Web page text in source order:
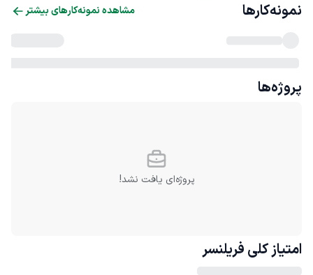
نمونه‌کارها مشاهده نمونه‌کارهای بیشتر
پروژه‌ها
پروژه‌ای یافت نشد!
امتیاز کلی فریلنسر